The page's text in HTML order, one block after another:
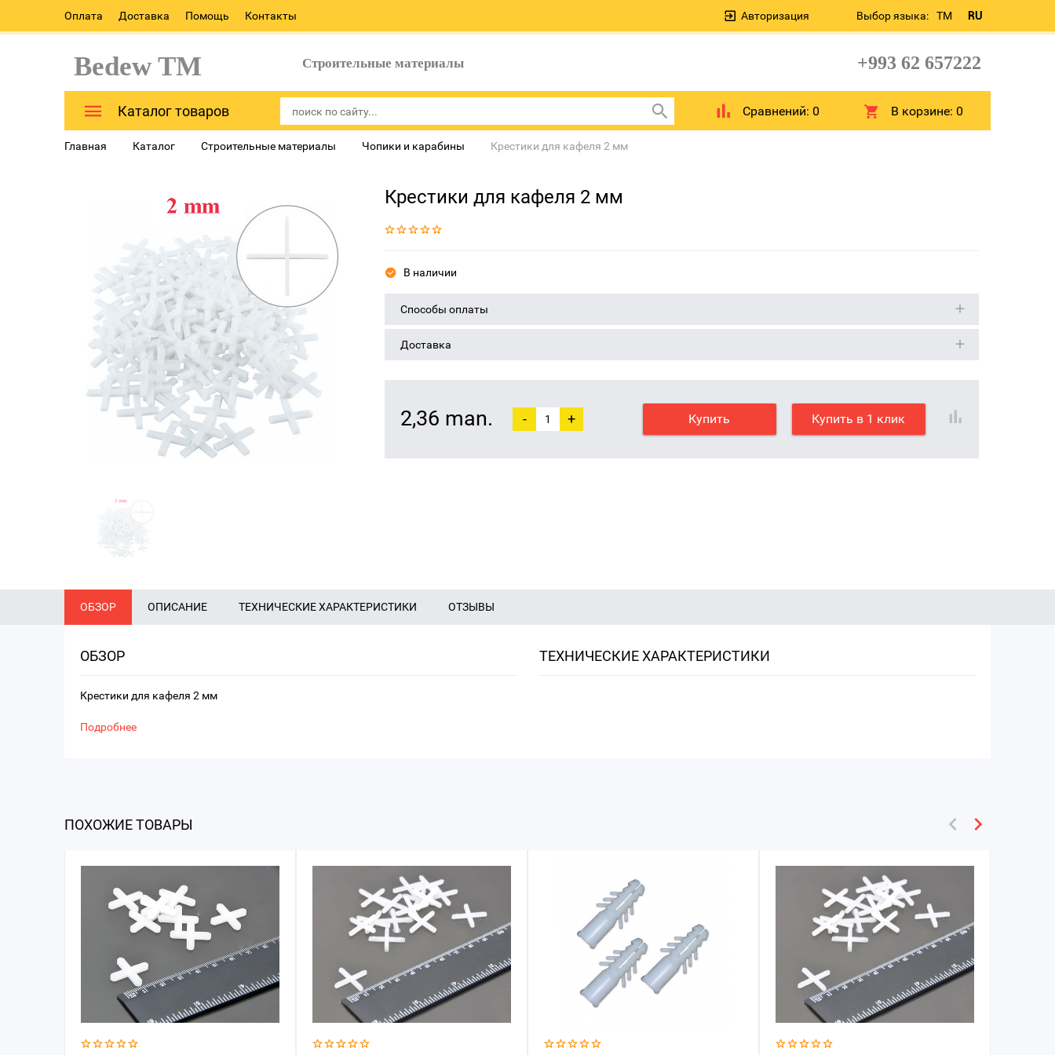
Оплата Доставка Помощь Контакты Выбор языка: TM RU
Авторизация
Bedew TM Строительные материалы +993 62 657222
Каталог товаров Сравнений: 0 В корзине:0
Главная Каталог Строительные материалы Чопики и карабины Крестики для кафеля 2 мм
Крестики для кафеля 2 мм
В наличии
Способы оплаты
Доставка
2,36 man. - + Купить Купить в 1 клик
ОБЗОР ОПИСАНИЕ ТЕХНИЧЕСКИЕ ХАРАКТЕРИСТИКИ ОТЗЫВЫ
ОБЗОР
Крестики для кафеля 2 мм
Подробнее
ТЕХНИЧЕСКИЕ ХАРАКТЕРИСТИКИ
ПОХОЖИЕ ТОВАРЫ